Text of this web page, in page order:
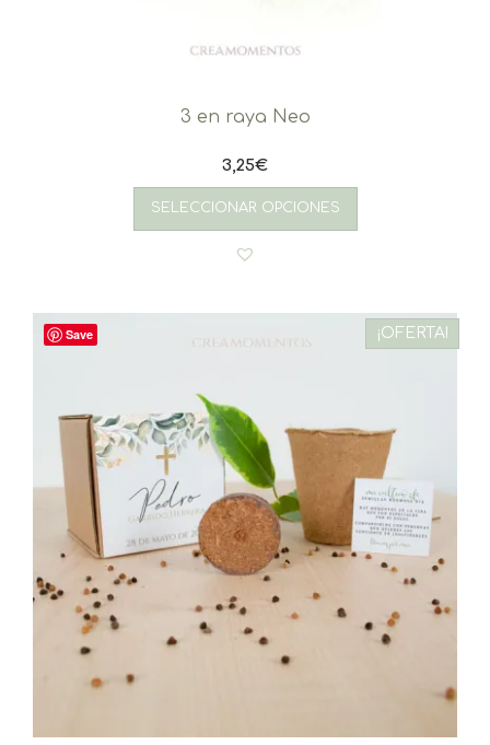
3 en raya Neo
3,25€
SELECCIONAR OPCIONES
Save ¡OFERTA!